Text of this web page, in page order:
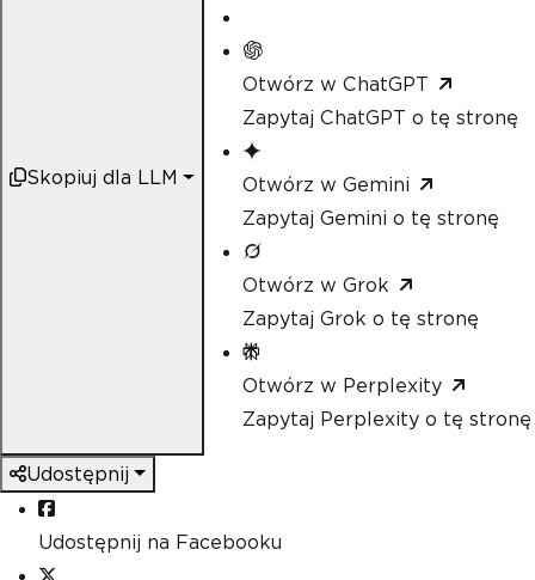
Skopiuj dla LLM
Otwórz w ChatGPT
Zapytaj ChatGPT o tę stronę
Otwórz w Gemini
Zapytaj Gemini o tę stronę
Otwórz w Grok
Zapytaj Grok o tę stronę
Otwórz w Perplexity
Zapytaj Perplexity o tę stronę
Udostępnij
Udostępnij na Facebooku